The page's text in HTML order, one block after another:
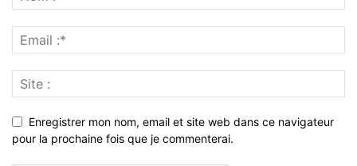
Enregistrer mon nom, email et site web dans ce navigateur
pour la prochaine fois que je commenterai.